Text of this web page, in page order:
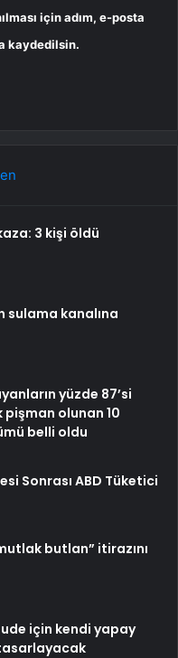
için adım, e-posta
kaydedilsin.
3 kişi öldü
sulama kanalına
yüzde 87’si
pişman olunan 10
belli oldu
Sonrası ABD Tüketici
butlan” itirazını
için kendi yapay